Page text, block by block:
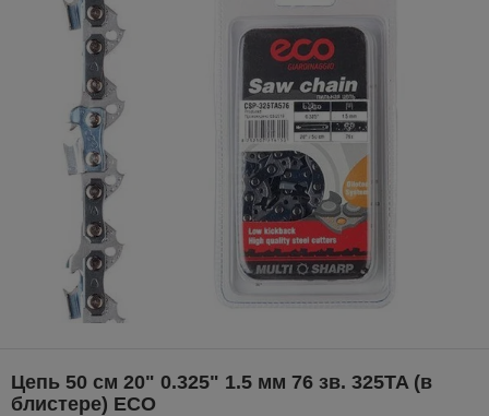
Цепь 50 см 20" 0.325" 1.5 мм 76 зв. 325TA (в
блистере) ECO